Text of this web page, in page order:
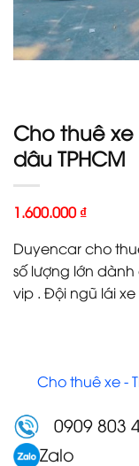
Cho thuê
dâu TPHCM
1.600.000 ₫
Duyencar cho
số lượng lớn
vip . Đội ngũ lái
Cho thuê xe -
0909 803
Zalo